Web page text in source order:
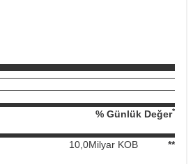
% Günlük Değer*
10,0Milyar KOB **